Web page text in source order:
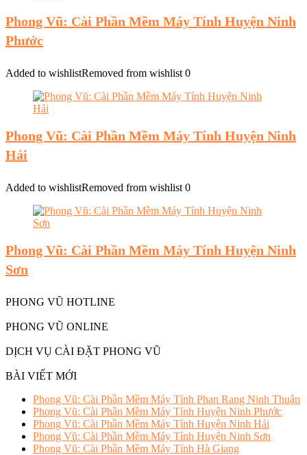
Phong Vũ: Cài Phần Mềm Máy Tính Huyện Ninh
Phước
Added to wishlistRemoved from wishlist 0
Phong Vũ: Cài Phần Mềm Máy Tính Huyện Ninh
Hải
Added to wishlistRemoved from wishlist 0
Phong Vũ: Cài Phần Mềm Máy Tính Huyện Ninh
Sơn
PHONG VŨ HOTLINE
PHONG VŨ ONLINE
DỊCH VỤ CÀI ĐẶT PHONG VŨ
BÀI VIẾT MỚI
Phong Vũ: Cài Phần Mềm Máy Tính Phan Rang Ninh Thuận
Phong Vũ: Cài Phần Mềm Máy Tính Huyện Ninh Phước
Phong Vũ: Cài Phần Mềm Máy Tính Huyện Ninh Hải
Phong Vũ: Cài Phần Mềm Máy Tính Huyện Ninh Sơn
Phong Vũ: Cài Phần Mềm Máy Tính Hà Giang